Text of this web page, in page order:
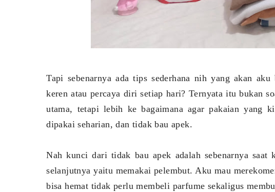
Tapi sebenarnya ada tips sederhana nih yang akan
keren atau percaya diri setiap hari? Ternyata itu bukan
utama, tetapi lebih ke bagaimana agar pakaian yang
dipakai seharian, dan tidak bau apek.
Nah kunci dari tidak bau apek adalah sebenarnya
selanjutnya yaitu memakai pelembut. Aku mau
bisa hemat tidak perlu membeli parfume sekaligus